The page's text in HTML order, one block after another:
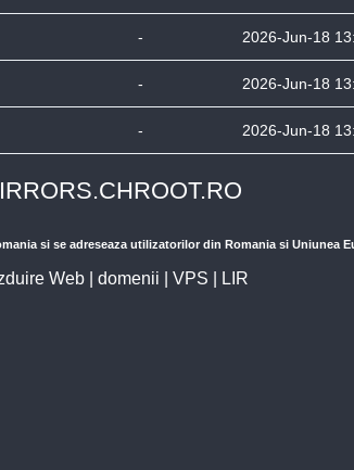
- 2026-Jun-18
- 2026-Jun-18
- 2026-Jun-18
si se adreseaza utilizatorilor din Romania si Uniunea
Web| domenii VPS LIR